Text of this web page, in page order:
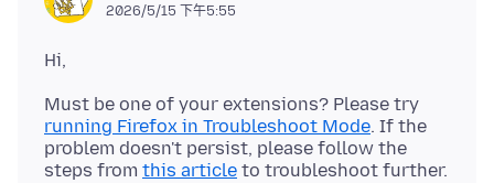
2026/5/15 下午5:55
Must be one of your extensions? Please try
running Firefox in Troubleshoot Mode. If the
problem doesn't persist, please follow the
steps from this article